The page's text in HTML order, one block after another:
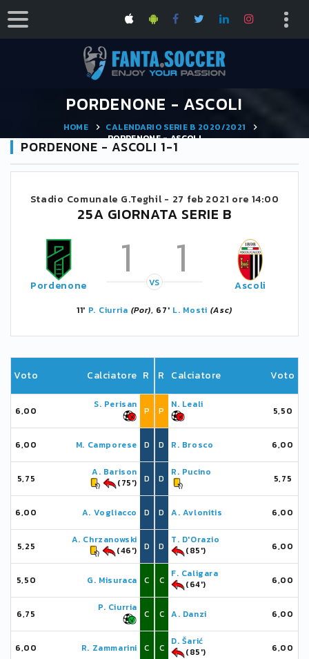
PORDENONE - ASCOLI
HOME
CALENDARIO SERIE B 2020/2021
PORDENONE - ASCOLI
PORDENONE - ASCOLI 1-1
Stadio Comunale G.Teghil - 27 feb 2021 ore 14:00
25A GIORNATA SERIE B
Pordenone 1 1
VS Ascoli
11' P. Ciurria (Por), 67' L. Mosti (Asc)
Voto Calciatore R
6,00
S. Perisan
P
6,00 M. Camporese D
5,75
A. Barison
(75')
D
6,00 A. Vogliacco D
5,25
A. Chrzanowski
(46')
D
5,50 G. Misuraca C
6,75
P. Ciurria
C
6,00 R. Zammarini C
R Calciatore Voto
P
N. Leali
5,50
D R. Brosco 6,00
D
R. Pucino
5,75
D A. Avlonitis 6,00
D
T. D'Orazio
(85')
6,00
C
F. Caligara
(64')
6,00
C A. Danzi 6,00
C
D. Šarić
(85')
6,00